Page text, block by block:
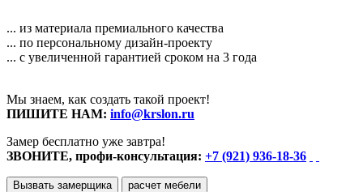
... из материала премиального качества
... по персональному дизайн-проекту
... с увеличенной гарантией сроком на 3 года
Мы знаем, как создать такой проект!
ПИШИТЕ НАМ: info@krslon.ru
Замер бесплатно уже завтра!
ЗВОНИТЕ, профи-консультация: +7 (921) 936-18-36
Вызвать замерщика расчет мебели